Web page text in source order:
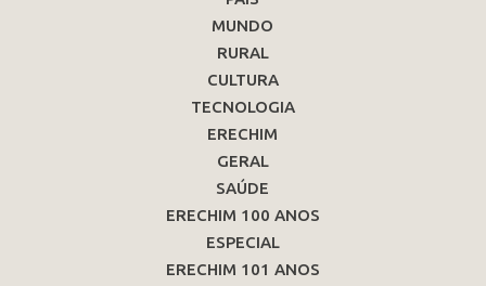
MUNDO
RURAL
CULTURA
TECNOLOGIA
ERECHIM
GERAL
SAÚDE
ERECHIM 100 ANOS
ESPECIAL
ERECHIM 101 ANOS